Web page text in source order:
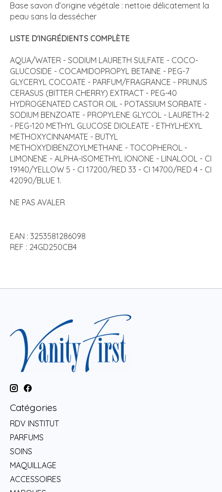
Base savon d’origine végétale : nettoie délicatement la
peau sans la dessécher
LISTE D'INGRÉDIENTS COMPLÈTE
AQUA/WATER - SODIUM LAURETH SULFATE - COCO-
GLUCOSIDE - COCAMIDOPROPYL BETAINE - PEG-7
GLYCERYL COCOATE - PARFUM/FRAGRANCE - PRUNUS
CERASUS (BITTER CHERRY) EXTRACT - PEG-40
HYDROGENATED CASTOR OIL - POTASSIUM SORBATE -
SODIUM BENZOATE - PROPYLENE GLYCOL - LAURETH-2
- PEG-120 METHYL GLUCOSE DIOLEATE - ETHYLHEXYL
METHOXYCINNAMATE - BUTYL
METHOXYDIBENZOYLMETHANE - TOCOPHEROL -
LIMONENE - ALPHA-ISOMETHYL IONONE - LINALOOL - CI
19140/YELLOW 5 - CI 17200/RED 33 - CI 14700/RED 4 - CI
42090/BLUE 1.
NE PAS AVALER
EAN : 3253581286098
REF : 24GD250CB4
Catégories
RDV INSTITUT
PARFUMS
SOINS
MAQUILLAGE
ACCESSOIRES